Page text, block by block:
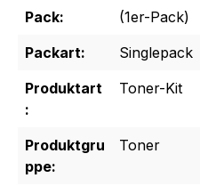
Pack:
(1er-Pack)
Packart:
Singlepack
Produktart
:
Toner-Kit
Produktgru
ppe:
Toner